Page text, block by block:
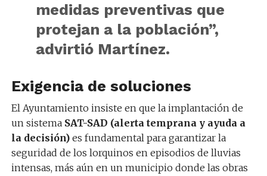
medidas preventivas que
protejan a la población”,
advirtió Martínez.
Exigencia de soluciones
El Ayuntamiento insiste en que la implantación de
un sistema SAT-SAD (alerta temprana y ayuda a
la decisión)es fundamental para garantizar la
seguridad de los lorquinos en episodios de lluvias
intensas, más aún en un municipio donde las obras